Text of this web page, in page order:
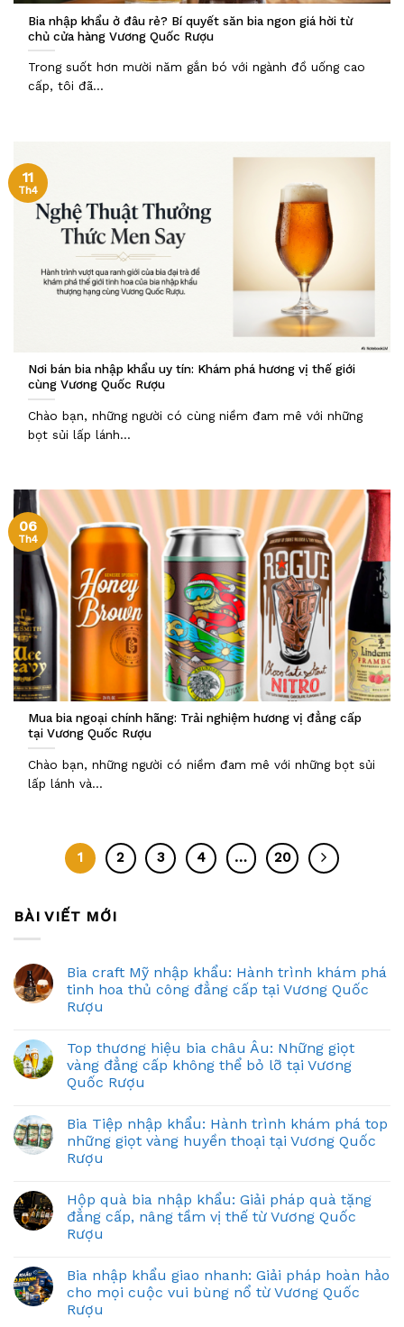
Bia nhập khẩu ở đâu rẻ? Bí quyết săn bia ngon giá hời từ
chủ cửa hàng Vương Quốc Rượu
Trong suốt hơn mười năm gắn bó với ngành đồ uống cao
cấp, tôi đã...
Nơi bán bia nhập khẩu uy tín: Khám phá hương vị thế giới
cùng Vương Quốc Rượu
Chào bạn, những người có cùng niềm đam mê với những
bọt sủi lấp lánh...
11
Th4
Mua bia ngoại chính hãng: Trải nghiệm hương vị đẳng cấp
tại Vương Quốc Rượu
Chào bạn, những người có niềm đam mê với những bọt sủi
lấp lánh và...
06
Th4
1 2 3 4 … 20
BÀI VIẾT MỚI
Bia craft Mỹ nhập khẩu: Hành trình khám phá
tinh hoa thủ công đẳng cấp tại Vương Quốc
Rượu
Top thương hiệu bia châu Âu: Những giọt
vàng đẳng cấp không thể bỏ lỡ tại Vương
Quốc Rượu
Bia Tiệp nhập khẩu: Hành trình khám phá top
những giọt vàng huyền thoại tại Vương Quốc
Rượu
Hộp quà bia nhập khẩu: Giải pháp quà tặng
đẳng cấp, nâng tầm vị thế từ Vương Quốc
Rượu
Bia nhập khẩu giao nhanh: Giải pháp hoàn hảo
cho mọi cuộc vui bùng nổ từ Vương Quốc
Rượu